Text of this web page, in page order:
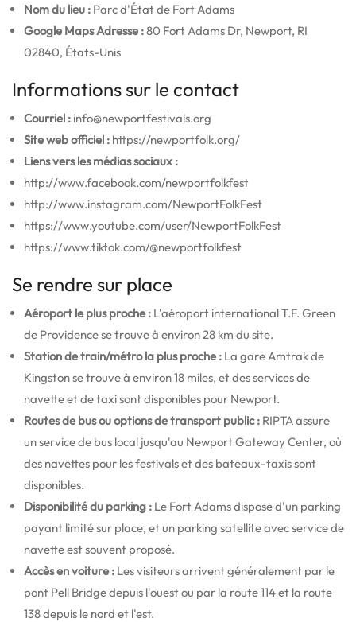
Nom du lieu : Parc d'État de Fort Adams
Google Maps Adresse :80 Fort Adams Dr, Newport, RI
02840, États-Unis
Informations sur le contact
Courriel : info@newportfestivals.org
Site web officiel : https://newportfolk.org/
Liens vers les médias sociaux :
http://www.facebook.com/newportfolkfest
http://www.instagram.com/NewportFolkFest
https://www.youtube.com/user/NewportFolkFest
https://www.tiktok.com/@newportfolkfest
Se rendre sur place
Aéroport le plus proche : L'aéroport international T.F. Green
de Providence se trouve à environ 28 km du site.
Station de train/métro la plus proche : La gare Amtrak de
Kingston se trouve à environ 18 miles, et des services de
navette et de taxi sont disponibles pour Newport.
Routes de bus ou options de transport public : RIPTA assure
un service de bus local jusqu'au Newport Gateway Center, où
des navettes pour les festivals et des bateaux-taxis sont
disponibles.
Disponibilité du parking : Le Fort Adams dispose d'un parking
payant limité sur place, et un parking satellite avec service de
navette est souvent proposé.
Accès en voiture : Les visiteurs arrivent généralement par le
pont Pell Bridge depuis l'ouest ou par la route 114 et la route
138 depuis le nord et l'est.